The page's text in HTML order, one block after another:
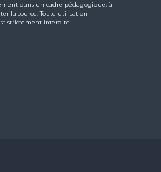
dans un cadre pédagogique, à
la source. Toute utilisation
strictement interdite.